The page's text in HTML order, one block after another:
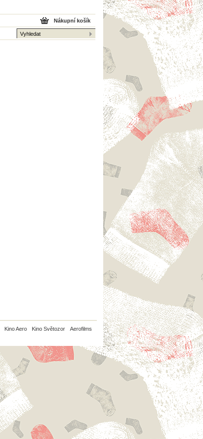
Nákupní košík
Kino Aero Kino Světozor Aerofilms